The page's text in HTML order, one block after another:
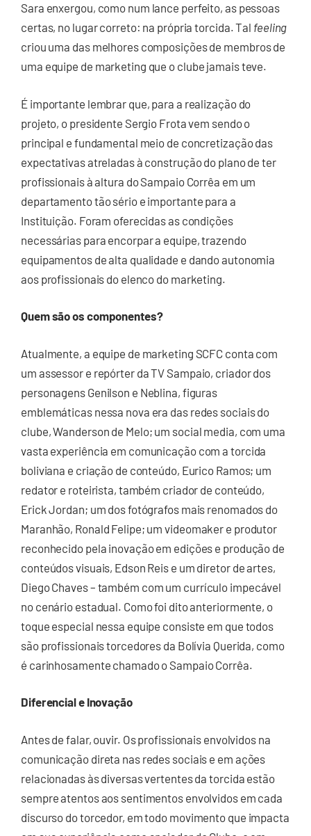
Sara enxergou, como num lance perfeito, as pessoas
certas, no lugar correto: na própria torcida. Tal feeling
criou uma das melhores composições de membros de
uma equipe de marketing que o clube jamais teve.
É importante lembrar que, para a realização do
projeto, o presidente Sergio Frota vem sendo o
principal e fundamental meio de concretização das
expectativas atreladas à construção do plano de ter
profissionais à altura do Sampaio Corrêa em um
departamento tão sério e importante para a
Instituição. Foram oferecidas as condições
necessárias para encorpar a equipe, trazendo
equipamentos de alta qualidade e dando autonomia
aos profissionais do elenco do marketing.
Quem são os componentes?
Atualmente, a equipe de marketing SCFC conta com
um assessor e repórter da TV Sampaio, criador dos
personagens Genilson e Neblina, figuras
emblemáticas nessa nova era das redes sociais do
clube, Wanderson de Melo; um social media, com uma
vasta experiência em comunicação com a torcida
boliviana e criação de conteúdo, Eurico Ramos; um
redator e roteirista, também criador de conteúdo,
Erick Jordan; um dos fotógrafos mais renomados do
Maranhão, Ronald Felipe; um videomaker e produtor
reconhecido pela inovação em edições e produção de
conteúdos visuais, Edson Reis e um diretor de artes,
Diego Chaves – também com um currículo impecável
no cenário estadual. Como foi dito anteriormente, o
toque especial nessa equipe consiste em que todos
são profissionais torcedores da Bolívia Querida, como
é carinhosamente chamado o Sampaio Corrêa.
Diferencial e Inovação
Antes de falar, ouvir. Os profissionais envolvidos na
comunicação direta nas redes sociais e em ações
relacionadas às diversas vertentes da torcida estão
sempre atentos aos sentimentos envolvidos em cada
discurso do torcedor, em todo movimento que impacta